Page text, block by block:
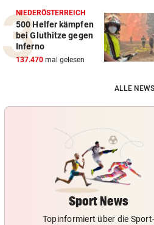
NIEDERÖSTERREICH
500 Helfer kämpfen
bei Gluthitze gegen
Inferno
137.470 mal gelesen
ALLE
Sport News
Topinformiert über die Sport-